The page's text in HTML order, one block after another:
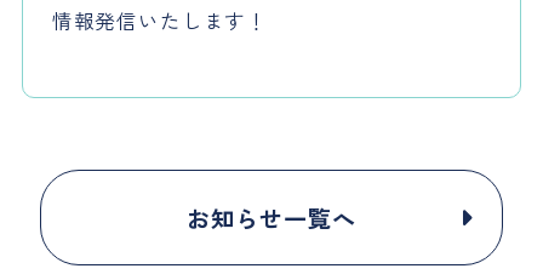
情報発信いたします！
お知らせ一覧へ